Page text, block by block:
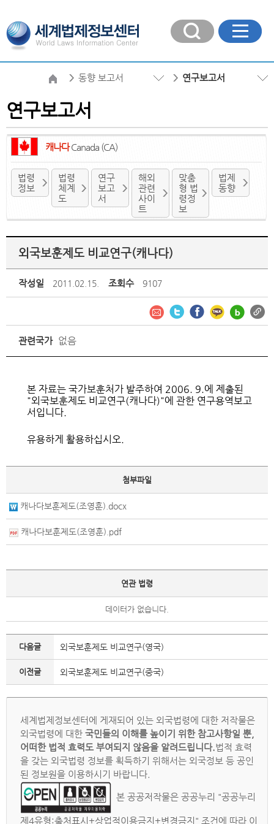
동향 보고서 연구보고서
연구보고서
캐나다Canada (CA)
법령
정보
법령
체계
도
연구
보고
서
해외
관련
사이
트
맞춤
형 법
령정
보
법제
동향
외국보훈제도 비교연구(캐나다)
작성일 2011.02.15. 조회수 9107
관련국가 없음
본 자료는 국가보훈처가 발주하여 2006. 9.에 제출된
"외국보훈제도 비교연구(캐나다)"에 관한 연구용역보고
서입니다.
유용하게 활용하십시오.
첨부파일
캐나다보훈제도(조영훈).docx
캐나다보훈제도(조영훈).pdf
연관 법령
데이터가 없습니다.
다음글 외국보훈제도 비교연구(영국)
이전글 외국보훈제도 비교연구(중국)
세계법제정보센터에 게재되어 있는 외국법령에 대한 저작물은
외국법령에 대한 국민들의 이해를 높이기 위한 참고사항일 뿐,
어떠한 법적 효력도 부여되지 않음을 알려드립니다.법적 효력
을 갖는 외국법령 정보를 획득하기 위해서는 외국정보 등 공인
된 정보원을 이용하시기 바랍니다.
본 공공저작물은 공공누리 "공공누리
제4유형:출처표시+상업적이용금지+변경금지" 조건에 따라 이